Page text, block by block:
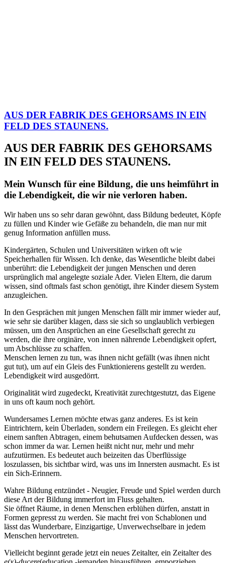
AUS DER FABRIK DES GEHORSAMS IN EIN
FELD DES STAUNENS.
AUS DER FABRIK DES GEHORSAMS
IN EIN FELD DES STAUNENS.
Mein Wunsch für eine Bildung, die uns heimführt in
die Lebendigkeit, die wir nie verloren haben.
Wir haben uns so sehr daran gewöhnt, dass Bildung bedeutet, Köpfe
zu füllen und Kinder wie Gefäße zu behandeln, die man nur mit
genug Information anfüllen muss.
Kindergärten, Schulen und Universitäten wirken oft wie
Speicherhallen für Wissen. Ich denke, das Wesentliche bleibt dabei
unberührt: die Lebendigkeit der jungen Menschen und deren
ursprünglich mal angelegte soziale Ader. Vielen Eltern, die darum
wissen, sind oftmals fast schon genötigt, ihre Kinder diesem System
anzugleichen.
In den Gesprächen mit jungen Menschen fällt mir immer wieder auf,
wie sehr sie darüber klagen, dass sie sich so unglaublich verbiegen
müssen, um den Ansprüchen an eine Gesellschaft gerecht zu
werden, die ihre orginäre, von innen nährende Lebendigkeit opfert,
um Abschlüsse zu schaffen.
Menschen lernen zu tun, was ihnen nicht gefällt (was ihnen nicht
gut tut), um auf ein Gleis des Funktionierens gestellt zu werden.
Lebendigkeit wird ausgedörrt.
Originalität wird zugedeckt, Kreativität zurechtgestutzt, das Eigene
in uns oft kaum noch gehört.
Wundersames Lernen möchte etwas ganz anderes. Es ist kein
Eintrichtern, kein Überladen, sondern ein Freilegen. Es gleicht eher
einem sanften Abtragen, einem behutsamen Aufdecken dessen, was
schon immer da war. Lernen heißt nicht nur, mehr und mehr
aufzutürmen. Es bedeutet auch beizeiten das Überflüssige
loszulassen, bis sichtbar wird, was uns im Innersten ausmacht. Es ist
ein Sich-Erinnern.
Wahre Bildung entzündet - Neugier, Freude und Spiel werden durch
diese Art der Bildung immerfort im Fluss gehalten.
Sie öffnet Räume, in denen Menschen erblühen dürfen, anstatt in
Formen gepresst zu werden. Sie macht frei von Schablonen und
lässt das Wunderbare, Einzigartige, Unverwechselbare in jedem
Menschen hervortreten.
Vielleicht beginnt gerade jetzt ein neues Zeitalter, ein Zeitalter des